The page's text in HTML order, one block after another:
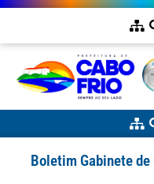
Boletim Gabinete